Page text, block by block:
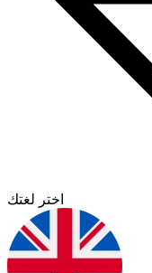
اختر لغتك